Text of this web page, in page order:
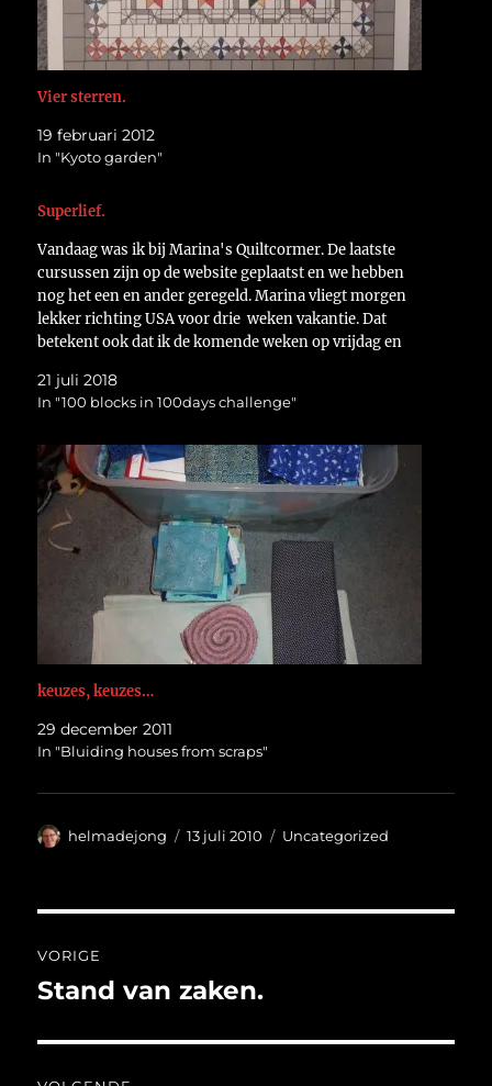
Vier sterren.
19 februari 2012
In "Kyoto garden"
Superlief.
Vandaag was ik bij Marina's Quiltcormer. De laatste
cursussen zijn op de website geplaatst en we hebben
nog het een en ander geregeld. Marina vliegt morgen
lekker richting USA voor drie weken vakantie. Dat
betekent ook dat ik de komende weken op vrijdag en
21 juli 2018
In "100 blocks in 100days challenge"
keuzes, keuzes…
29 december 2011
In "Bluiding houses from scraps"
Auteur
helmadejong
Geplaatst
13 juli 2010 Categorieën
Uncategorized
navigatie
VORIGE
Vorig
Stand van zaken.